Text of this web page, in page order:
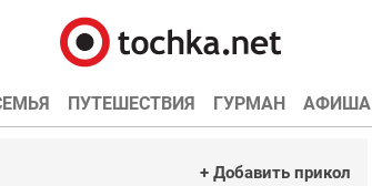
ПУТЕШЕСТВИЯ ГУРМАН АФИША
+ Добавить прикол